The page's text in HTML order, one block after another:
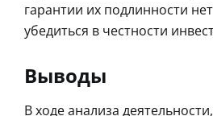
гарантии их подлинности
убедиться в честности
Выводы
В ходе анализа